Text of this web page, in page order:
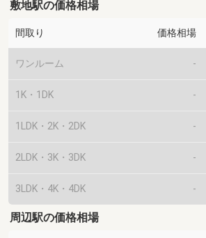
敷地駅の価格相場
間取り 価格相場
ワンルーム -
1K・1DK -
1LDK・2K・2DK -
2LDK・3K・3DK -
3LDK・4K・4DK -
周辺駅の価格相場